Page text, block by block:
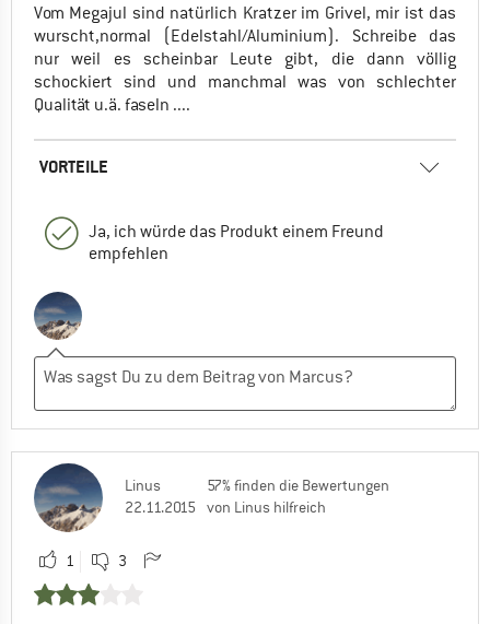
Vom Megajul sind natürlich Kratzer im Grivel, mir ist das
wurscht,normal (Edelstahl/Aluminium). Schreibe das
nur weil es scheinbar Leute gibt, die dann völlig
schockiert sind und manchmal was von schlechter
Qualität u.ä. faseln ....
VORTEILE
Ja, ich würde das Produkt einem Freund
empfehlen
Linus
22.11.2015
57% finden die Bewertungen
von Linus hilfreich
1 3